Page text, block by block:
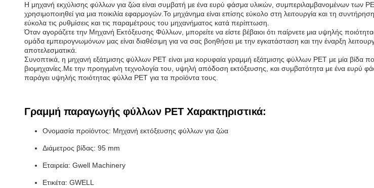
Η μηχανή εκχύλισης φύλλων για ζώα είναι συμβατή με ένα ευρύ φάσμα υλικών, συμπεριλαμβανομένων των
χρησιμοποιηθεί για μια ποικιλία εφαρμογών.Το μηχάνημα είναι επίσης εύκολο στη λειτουργία και τη
εύκολα τις ρυθμίσεις και τις παραμέτρους του μηχανήματος κατά περίπτωση.
Όταν αγοράζετε την Μηχανή Εκτόξευσης Φύλλων, μπορείτε να είστε βέβαιοι ότι παίρνετε μια υψηλής
ομάδα εμπειρογνωμόνων μας είναι διαθέσιμη για να σας βοηθήσει με την εγκατάσταση και την έναρξη
αποτελεσματικά.
Συνοπτικά, η μηχανή εξάτμισης φύλλων PET είναι μια κορυφαία γραμμή εξάτμισης φύλλων PET με μία βίδα
βιομηχανίες.Με την προηγμένη τεχνολογία του, υψηλή απόδοση εκτόξευσης, και συμβατότητα με ένα ευρύ
παράγει υψηλής ποιότητας φύλλα PET για τα προϊόντα τους.
Γραμμή παραγωγής φύλλων PET Χαρακτηριστικά:
Ονομασία προϊόντος: Μηχανή εκτόξευσης φύλλων για ζώα
Διάμετρος βίδας: 95 mm
Εταιρεία: Gwell Machinery
Ετικέτα: GWELL